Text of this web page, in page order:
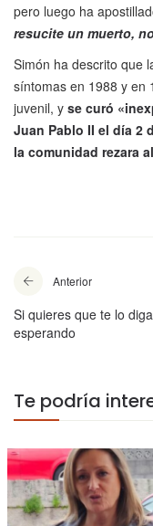
pero luego ha
resucite un muerto,
Simón ha descrito que
síntomas en 1988 y en
juvenil, y se curó
Juan Pablo II el día 2
la comunidad rezara
Anterior
Si quieres que te lo
esperando
Te podría